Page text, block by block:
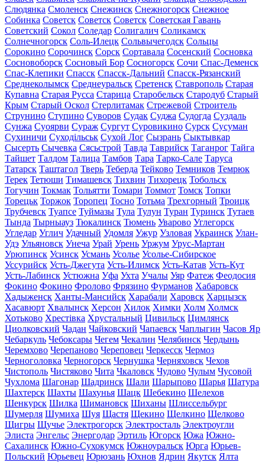
Слюдянка Смоленск Снежинск Снежногорск Снежное
Собинка Советск Советск Советск Советская Гавань
Советский Сокол Соледар Солигалич Соликамск
Солнечногорск Соль-Илецк Сольвычегодск Сольцы
Сорокино Сорочинск Сорск Сортавала Сосенский Сосновка
Сосновоборск Сосновый Бор Сосногорск Сочи Спас-Деменск
Спас-Клепики Спасск Спасск-Дальний Спасск-Рязанский
Среднеколымск Среднеуральск Сретенск Ставрополь Старая
Купавна Старая Русса Старица Старобельск Стародуб Старый
Крым Старый Оскол Стерлитамак Стрежевой Строитель
Струнино Ступино Суворов Судак Суджа Судогда Суздаль
Сунжа Суоярви Сураж Сургут Суровикино Сурск Сусуман
Сухиничи Суходільськ Сухой Лог Сызрань Сыктывкар
Сысерть Сычевка Сясьстрой Тавда Таврийск Таганрог Тайга
Тайшет Талдом Талица Тамбов Тара Тарко-Сале Таруса
Татарск Таштагол Тверь Теберда Тейково Темников Темрюк
Терек Тетюши Тимашевск Тихвин Тихорецк Тобольск
Тогучин Токмак Тольятти Томари Томмот Томск Топки
Торецьк Торжок Торопец Тосно Тотьма Трехгорный Троицк
Трубчевск Туапсе Туймазы Тула Тулун Туран Туринск Тутаев
Тында Тырныауз Тюкалинск Тюмень Уварово Углегорск
Угледар Углич Удачный Удомля Ужур Узловая Украинск Улан-
Удэ Ульяновск Унеча Урай Урень Уржум Урус-Мартан
Урюпинск Усинск Усмань Усолье Усолье-Сибирское
Уссурийск Усть-Джегута Усть-Илимск Усть-Катав Усть-Кут
Усть-Лабинск Устюжна Уфа Ухта Учалы Уяр Фатеж Феодосия
Фокино Фокино Фролово Фрязино Фурманов Хабаровск
Хадыженск Ханты-Мансийск Харабали Харовск Харцызск
Хасавюрт Хвалынск Херсон Хилок Химки Холм Холмск
Хотьково Хрестівка Хрустальный Цивильск Цимлянск
Циолковский Чадан Чайковский Чапаевск Чаплыгин Часов Яр
Чебаркуль Чебоксары Чегем Чекалин Челябинск Чердынь
Черемхово Черепаново Череповец Черкесск Чермоз
Черноголовка Черногорск Чернушка Черняховск Чехов
Чистополь Чистяково Чита Чкаловск Чудово Чулым Чусовой
Чухлома Шагонар Шадринск Шали Шарыпово Шарья Шатура
Шахтерск Шахты Шахунья Шацк Шебекино Шелехов
Шенкурск Шилка Шимановск Шиханы Шлиссельбург
Шумерля Шумиха Шуя Щастя Щекино Щелкино Щелково
Щигры Щучье Электрогорск Электросталь Электроугли
Элиста Энгельс Энергодар Эртиль Югорск Южа Южно-
Сахалинск Южно-Сухокумск Южноуральск Юрга Юрьев-
Польский Юрьевец Юрюзань Юхнов Ядрин Якутск Ялта